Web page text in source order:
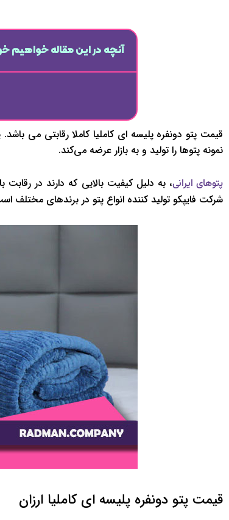
آنچه در این مقاله خواهیم
قیمت پتو دونفره پلیسه ای کاملیا کاملا رقابتی می
نمونه پتوها را تولید و به بازار عرضه می‌کند.
پتوهای ایرانی، به دلیل کیفیت بالایی که دارند در
شرکت فایپکو تولید کننده انواع پتو در برندهای مختلف
قیمت پتو دونفره پلیسه ای کاملیا ارزان